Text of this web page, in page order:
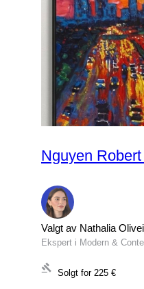
Nguyen
Valgt av Nathalia
Ekspert i Modern &
Solgt for 225 €